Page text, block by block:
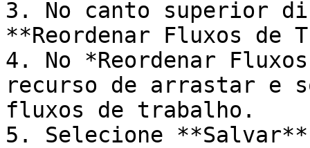
3. No canto superior
**Reordenar Fluxos de
4. No *Reordenar
recurso de arrastar e
fluxos de trabalho.
5. Selecione